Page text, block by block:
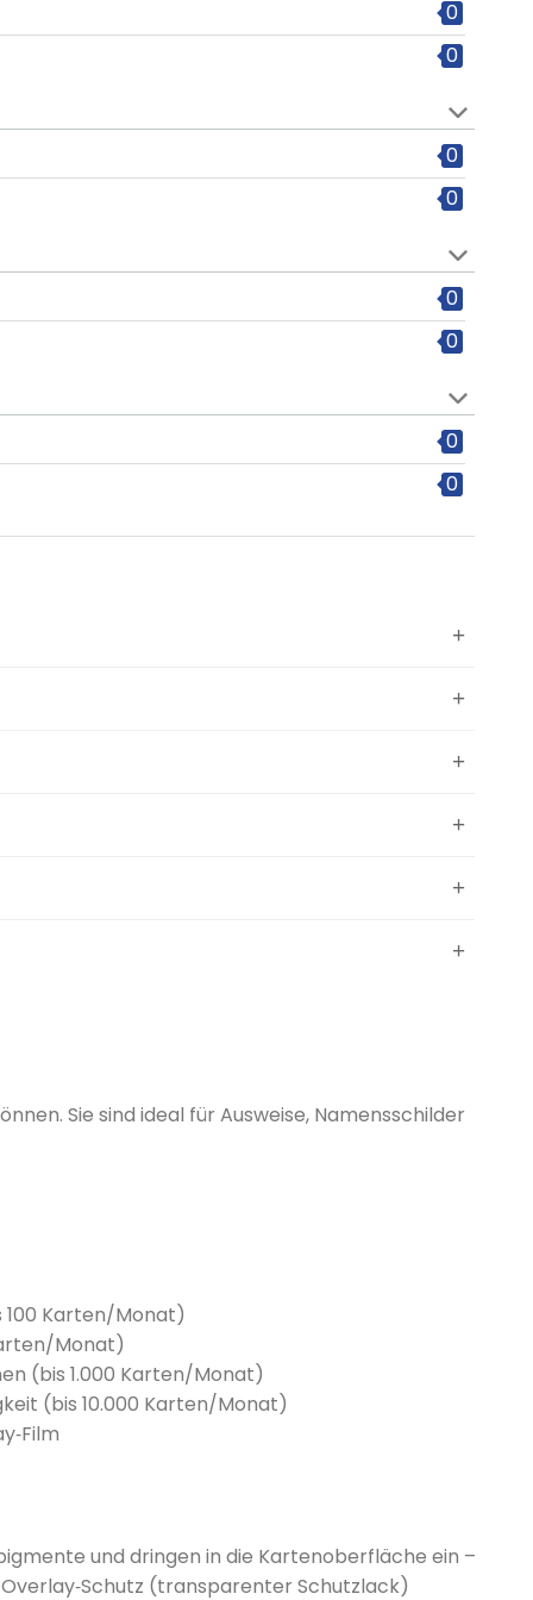
0
0
0
0
0
0
0
0
Sie sind ideal für Ausweise, Namensschilder
100 Karten/Monat)
Monat)
(bis 1.000 Karten/Monat)
(bis 10.000 Karten/Monat)
und dringen in die Kartenoberfläche ein –
(transparenter Schutzlack)